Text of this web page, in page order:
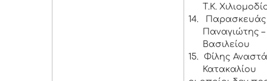
Τ.Κ.
14.
Παρασκευάς
Παναγιώτης –
Βασιλείου
15. Φίλης
Κατακαλίου